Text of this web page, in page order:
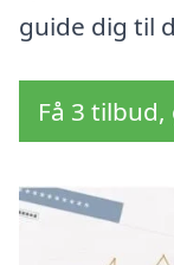
guide dig til
Få 3